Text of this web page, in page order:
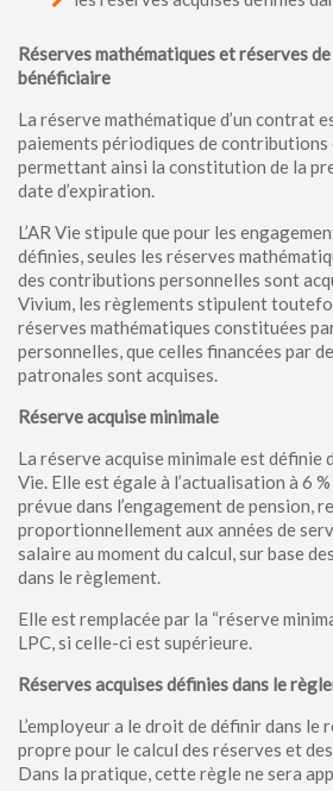
Réserves mathématiques et réserves
bénéficiaire
La réserve mathématique d’un contrat
paiements périodiques de contributions
permettant ainsi la constitution de la
date d’expiration.
L’AR Vie stipule que pour les
définies, seules les réserves
des contributions personnelles sont
Vivium, les règlements stipulent
réserves mathématiques constituées
personnelles, que celles financées par
patronales sont acquises.
Réserve acquise minimale
La réserve acquise minimale est définie
Vie. Elle est égale à l’actualisation à 6
prévue dans l’engagement de pension,
proportionnellement aux années de
salaire au moment du calcul, sur base
dans le règlement.
Elle est remplacée par la “réserve
LPC, si celle-ci est supérieure.
Réserves acquises définies dans le
L’employeur a le droit de définir dans le
propre pour le calcul des réserves et
Dans la pratique, cette règle ne sera